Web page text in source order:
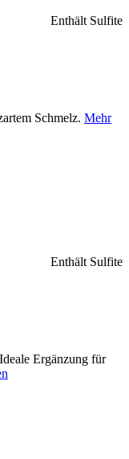
Enthält Sulfite
Schmelz. Mehr
Enthält Sulfite
Ergänzung für